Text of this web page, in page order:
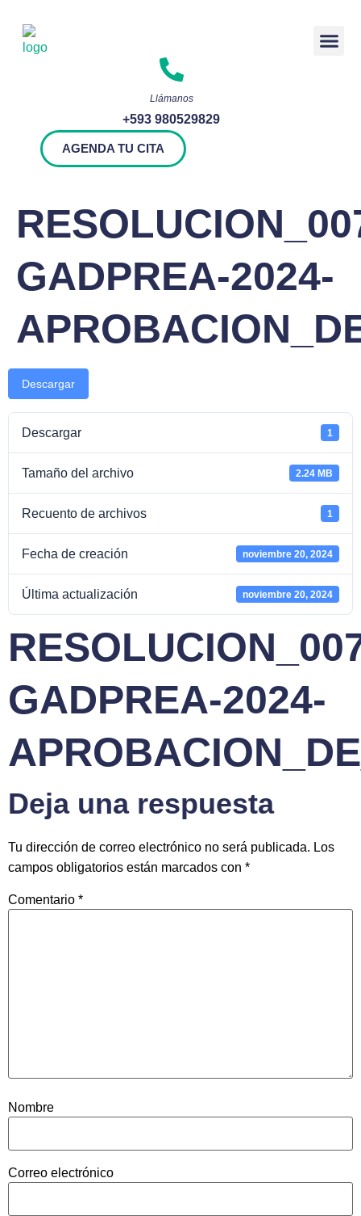
Llámanos
+593 980529829
AGENDA TU CITA
GADPREA-2024-
Descargar
Descargar 1
Tamaño del archivo 2.24 MB
Recuento de archivos 1
Fecha de creación noviembre 20, 2024
Última actualización noviembre 20, 2024
GADPREA-2024-
Deja una respuesta
Tu dirección de correo electrónico no será publicada. Los
campos obligatorios están marcados con *
Comentario *
Nombre
Correo electrónico